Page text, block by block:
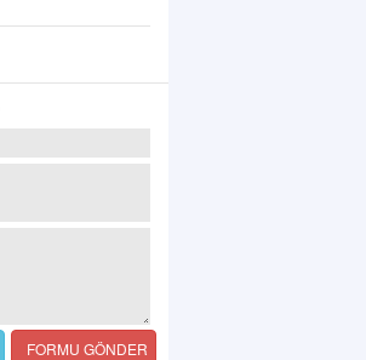
FORMU GÖNDER